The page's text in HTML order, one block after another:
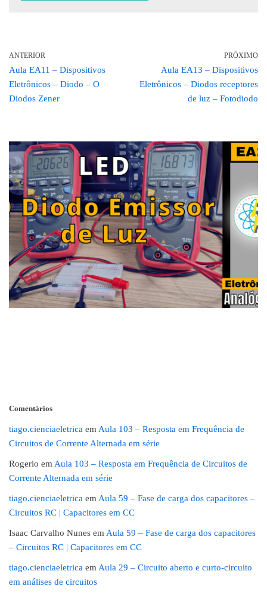
ANTERIOR
Aula EA11 – Dispositivos
Eletrônicos – Diodo – O
Diodos Zener
PRÓXIMO
Aula EA13 – Dispositivos
Eletrônicos – Diodos receptores
de luz – Fotodiodo
Comentários
tiago.cienciaeletrica em Aula 103 – Resposta em Frequência de
Circuitos de Corrente Alternada em série
Rogerio em Aula 103 – Resposta em Frequência de Circuitos de
Corrente Alternada em série
tiago.cienciaeletrica em Aula 59 – Fase de carga dos capacitores –
Circuitos RC | Capacitores em CC
Isaac Carvalho Nunes em Aula 59 – Fase de carga dos capacitores
– Circuitos RC | Capacitores em CC
tiago.cienciaeletrica em Aula 29 – Circuito aberto e curto-circuito
em análises de circuitos